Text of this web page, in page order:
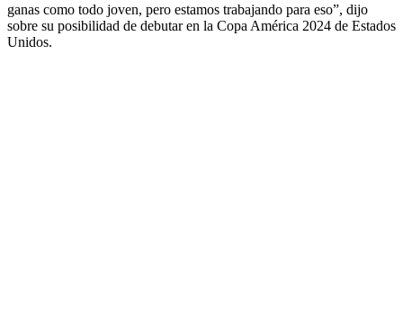
ganas como todo joven, pero estamos trabajando para eso”, dijo
sobre su posibilidad de debutar en la Copa América 2024 de Estados
Unidos.